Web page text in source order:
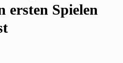
ersten Spielen